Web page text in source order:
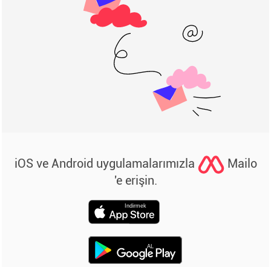
iOS ve Android uygulamalarımızla
Mailo
'e erişin.
Indirmek
AL